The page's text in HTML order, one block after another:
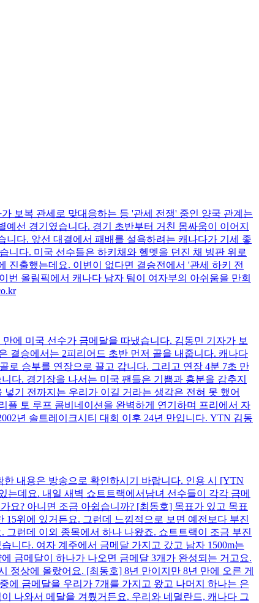
보복 관세로 맞대응하는 등 '관세 전쟁' 중인 양국 관계는
선 경기였습니다. 경기 초반부터 거친 몸싸움이 이어지
다. 앞선 대결에서 패배를 설욕하려는 캐나다가 기세 좋
니다. 미국 선수들은 하키채와 헬멧을 던진 채 빙판 위로
진출했는데요. 이변이 없다면 결승전에서 '관세 하키 전
번 올림픽에서 캐나다 남자 팀이 여자부의 아쉬움을 만회
에 미국 선수가 금메달을 따냈습니다. 김동민 기자가 보
결승에서는 2피리어드 초반 먼저 골을 내줍니다. 캐나다
로 승부를 연장으로 끌고 갑니다. 그리고 연장 4분 7초 만
다. 경기장을 나서는 미국 팬들은 기쁨과 흥분을 감추지
기 전까지는 우리가 이길 거라는 생각은 전혀 못 했어
플 토 루프 콤비네이션을 완벽하게 연기하며 프리에서 자
년 솔트레이크시티 대회 이후 24년 만입니다. YTN 김동
내용은 방송으로 확인하시기 바랍니다. 인용 시 [YTN
데요. 내일 새벽 쇼트트랙에서남녀 선수들이 각각 금메
요? 아니면 조금 아쉽습니까? [최동호] 목표가 있고 목표
위에 있거든요. 그런데 느낌적으로 보면 예전보다 부진
런데 이외 종목에서 하나 나왔죠. 쇼트트랙이 조금 부진
니다. 여자 계주에서 금메달 가지고 갔고 남자 1500m는
금메달이 하나가 나오면 금메달 3개가 완성되는 거고요.
정상에 올랐어요. [최동호] 8년 만이지만 8년 만에 오른 게
에 금메달을 우리가 7개를 가지고 왔고 나머지 하나는 은
나와서 메달을 겨뤘거든요. 우리와 네덜란드, 캐나다 그